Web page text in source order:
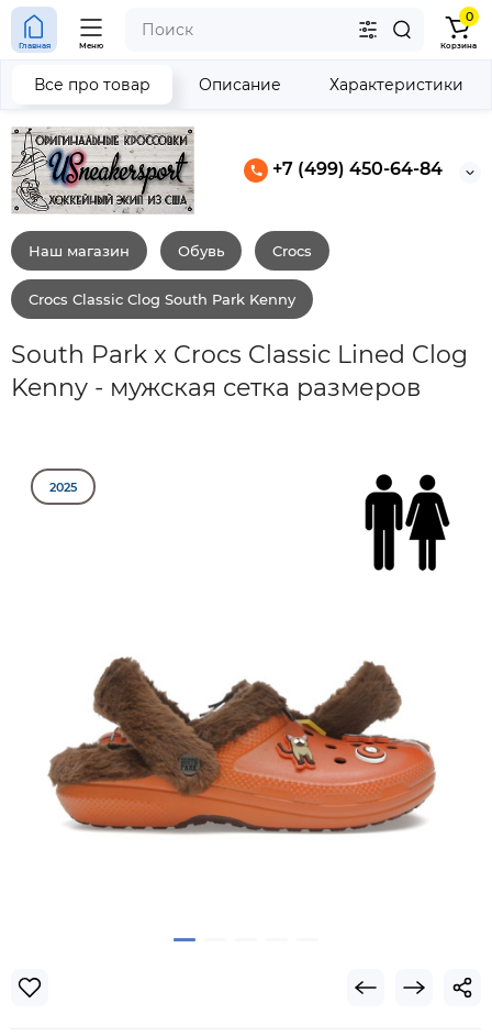
+7 (499) 450-64-84
Главная Меню
0
Корзина
Наш магазин Обувь Crocs
Crocs Classic Clog South Park Kenny
South Park x Crocs Classic Lined Clog
Kenny - мужская сетка размеров
Все про товар Описание Характеристики
2025